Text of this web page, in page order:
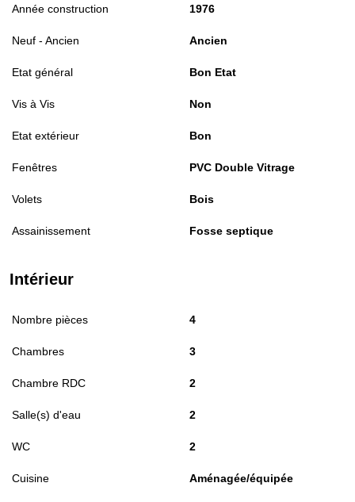
Année construction 1976
Neuf - Ancien Ancien
Etat général Bon Etat
Vis à Vis Non
Etat extérieur Bon
Fenêtres PVC Double Vitrage
Volets Bois
Assainissement Fosse septique
Intérieur
Nombre pièces 4
Chambres 3
Chambre RDC 2
Salle(s) d'eau 2
WC 2
Cuisine Aménagée/équipée